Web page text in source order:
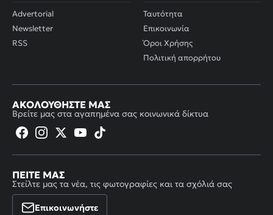
Advertorial
Newsletter
RSS
Ταυτότητα
Επικοινωνία
Όροι Χρήσης
Πολιτική απορρήτου
ΑΚΟΛΟΥΘΉΣΤΕ ΜΑΣ
Βρείτε μας στα αγαπημένα σας κοινωνικά δίκτυα
ΠΕΊΤΕ ΜΑΣ
Στείλτε μας τα νέα, τις φωτογραφίες και τα σχόλιά σας
Επικοινωνήστε